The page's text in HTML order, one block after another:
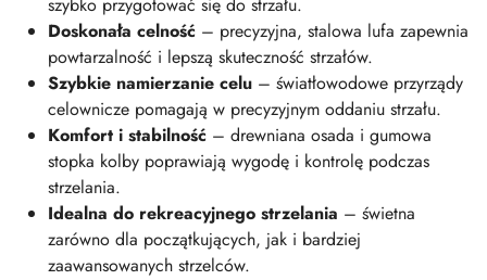
szybko przygotować się do strzału.
Doskonała celność – precyzyjna, stalowa lufa zapewnia
powtarzalność i lepszą skuteczność strzałów.
Szybkie namierzanie celu – światłowodowe przyrządy
celownicze pomagają w precyzyjnym oddaniu strzału.
Komfort i stabilność – drewniana osada i gumowa
stopka kolby poprawiają wygodę i kontrolę podczas
strzelania.
Idealna do rekreacyjnego strzelania – świetna
zarówno dla początkujących, jak i bardziej
zaawansowanych strzelców.